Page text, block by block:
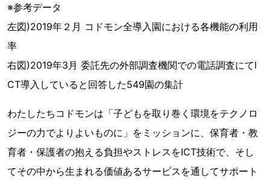
※参考データ
左図)2019年２月 コドモン全導入園における各機能の利用
率
右図)2019年3月 委託先の外部調査機関での電話調査にてI
CT導入していると回答した549園の集計
わたしたちコドモンは「子どもを取り巻く環境をテクノロ
ジーの力でよりよいものに」をミッションに、保育者・教
育者・保護者の抱える負担やストレスをICT技術で、そし
てその中から生まれる価値あるサービスを通してサポート